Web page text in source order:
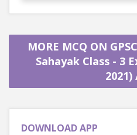
MORE MCQ ON
Sahayak Class - 3
2021)
DOWNLOAD APP